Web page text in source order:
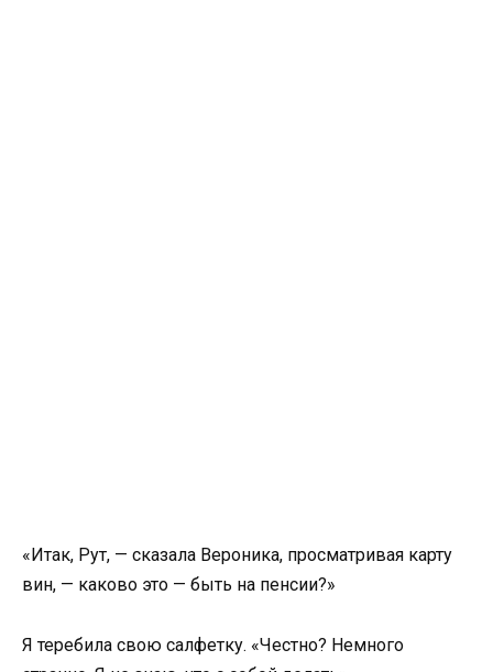
«Итак, Рут, — сказала Вероника, просматривая карту
вин, — каково это — быть на пенсии?»
Я теребила свою салфетку. «Честно? Немного